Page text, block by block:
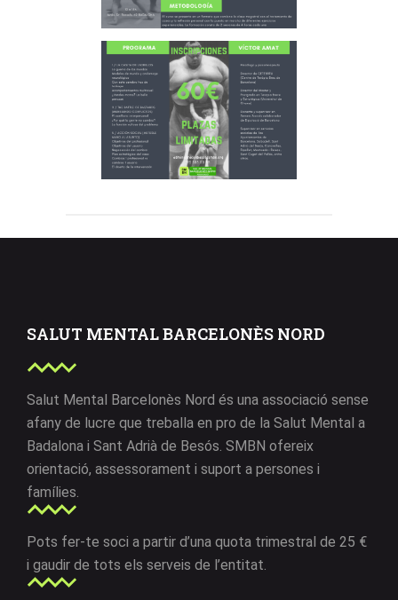
SALUT MENTAL BARCELONÈS NORD
Salut Mental Barcelonès Nord és una associació sense
afany de lucre que treballa en pro de la Salut Mental a
Badalona i Sant Adrià de Besós. SMBN ofereix
orientació, assessorament i suport a persones i
famílies.
Pots fer-te soci a partir d’una quota trimestral de 25 €
i gaudir de tots els serveis de l’entitat.